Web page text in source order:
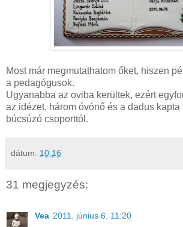
Most már megmutathatom őket, hiszen
a pedagógusok.
Ugyanabba az oviba kerültek, ezért
az idézet, három óvónő és a dadus kapta
búcsúzó csoporttól.
dátum: 10:16
31 megjegyzés:
Vea 2011. június 6. 11:20